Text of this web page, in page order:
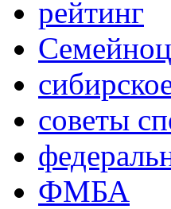
рейтинг
советы
ФМБА